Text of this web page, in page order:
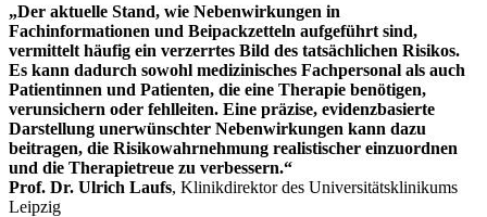
„Der aktuelle Stand, wie Nebenwirkungen in
Fachinformationen und Beipackzetteln aufgeführt sind,
vermittelt häufig ein verzerrtes Bild des tatsächlichen Risikos.
Es kann dadurch sowohl medizinisches Fachpersonal als auch
Patientinnen und Patienten, die eine Therapie benötigen,
verunsichern oder fehlleiten. Eine präzise, evidenzbasierte
Darstellung unerwünschter Nebenwirkungen kann dazu
beitragen, die Risikowahrnehmung realistischer einzuordnen
und die Therapietreue zu verbessern.“
Prof. Dr. Ulrich Laufs, Klinikdirektor des Universitätsklinikums
Leipzig